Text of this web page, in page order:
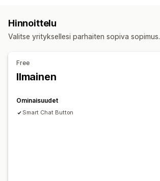
Automaattiset työnkulut
Hinnoittelu
Valitse yrityksellesi parhaiten sopiva sopimus.
Free
Ilmainen
Ominaisuudet
Smart Chat Button